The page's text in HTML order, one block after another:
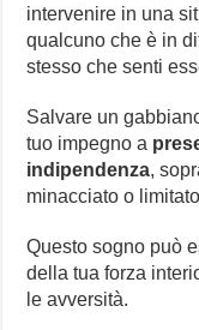
intervenire in una
qualcuno che è in
stesso che senti
Salvare un
tuo impegno a
indipendenza,
minacciato o
Questo sogno può
della tua forza
le avversità.